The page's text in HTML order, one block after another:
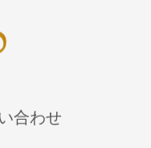
合わせ